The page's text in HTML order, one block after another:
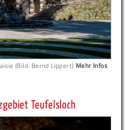
(Bild: Bernd Lippert) Mehr Infos
Teufelsloch